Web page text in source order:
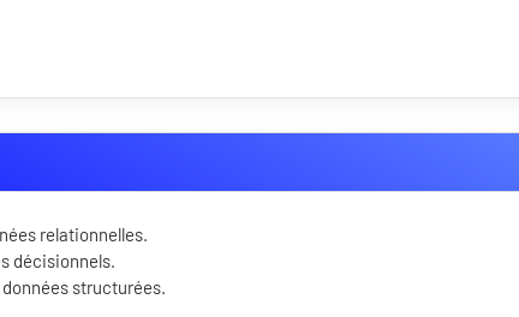
relationnelles.
décisionnels.
structurées.